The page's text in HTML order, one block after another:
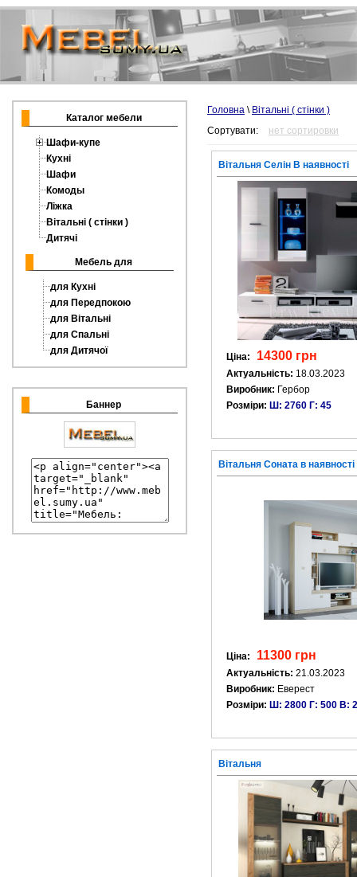
Каталог мебели
Шафи-купе
Кухні
Шафи
Комоды
Ліжка
Вітальні ( стінки )
Дитячі
Мебель для
для Кухні
для Передпокою
для Вітальні
для Спальні
для Дитячої
Баннер
Головна \ Вітальні ( стінки )
Сортувати:
нет сортировки
Вітальня Селін В наявності
Ціна: 14300 грн
Актуальність: 18.03.2023
Виробник: Гербор
Розміри: Ш: 2760 Г: 45
Вітальня Соната в наявності
Ціна: 11300 грн
Актуальність: 21.03.2023
Виробник: Еверест
Розміри: Ш: 2800 Г: 500 В:
Вітальня